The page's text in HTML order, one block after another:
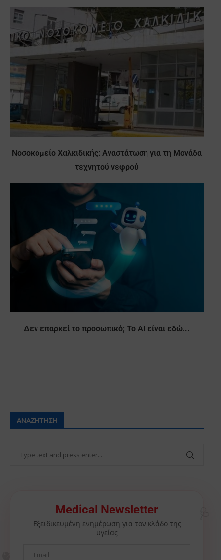
Νοσοκομείο Χαλκιδικής: Αναστάτωση για τη Μονάδα
τεχνητού νεφρού
Δεν επαρκεί το προσωπικό; Το AI είναι εδώ...
ΑΝΑΖΉΤΗΣΗ
Medical Newsletter
Εξειδικευμένη ενημέρωση για τον κλάδο της
υγείας